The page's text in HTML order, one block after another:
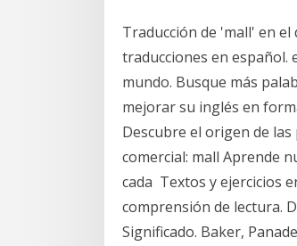
Traducción de 'mall' en
traducciones en español.
mundo. Busque más
mejorar su inglés en
Descubre el origen de
comercial: mall Aprende
cada Textos y ejercicios
comprensión de lectura.
Significado. Baker,